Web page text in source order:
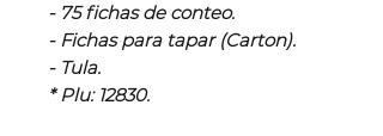
- 75 fichas de conteo.
- Fichas para tapar (Carton).
- Tula.
* Plu: 12830.